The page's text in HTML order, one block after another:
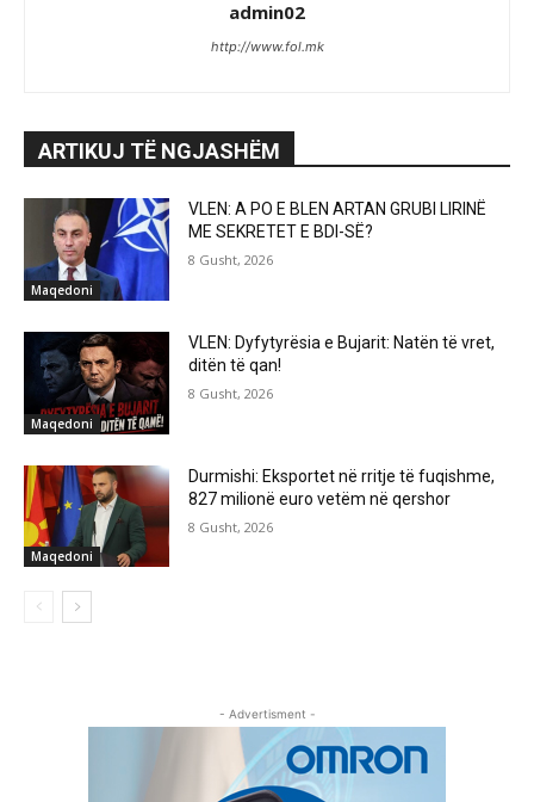
admin02
http://www.fol.mk
ARTIKUJ TË NGJASHËM
Maqedoni
VLEN: A PO E BLEN ARTAN GRUBI LIRINË
ME SEKRETET E BDI-SË?
8 Gusht, 2026
Maqedoni
VLEN: Dyfytyrësia e Bujarit: Natën të vret,
ditën të qan!
8 Gusht, 2026
Maqedoni
Durmishi: Eksportet në rritje të fuqishme,
827 milionë euro vetëm në qershor
8 Gusht, 2026
- Advertisment -